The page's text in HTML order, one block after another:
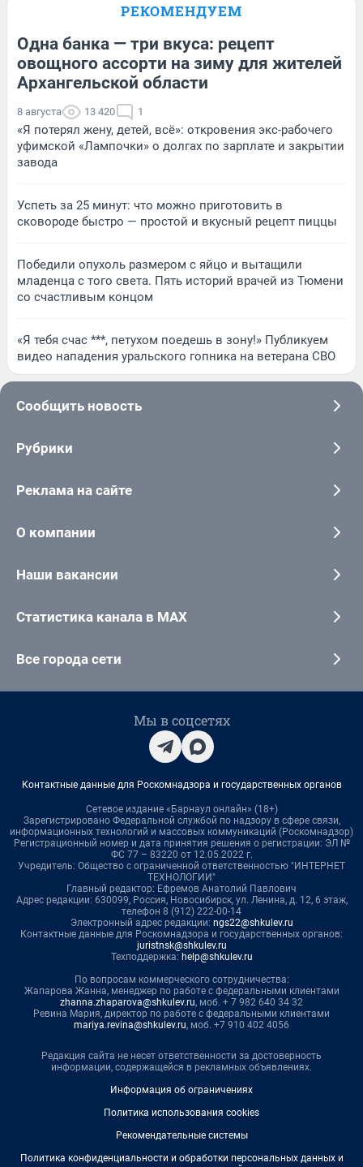
РЕКОМЕНДУЕМ
Одна банка — три вкуса: рецепт
овощного ассорти на зиму для жителей
Архангельской области
8 августа 13 420 1
«Я потерял жену, детей, всё»: откровения экс-рабочего
уфимской «Лампочки» о долгах по зарплате и закрытии
завода
Успеть за 25 минут: что можно приготовить в
сковороде быстро — простой и вкусный рецепт пиццы
Победили опухоль размером с яйцо и вытащили
младенца с того света. Пять историй врачей из Тюмени
со счастливым концом
«Я тебя счас ***, петухом поедешь в зону!» Публикуем
видео нападения уральского гопника на ветерана СВО
Сообщить новость
Рубрики
Реклама на сайте
О компании
Наши вакансии
Статистика канала в MAX
Все города сети
Мы в соцсетях
Контактные данные для Роскомнадзора и государственных органов
Сетевое издание «Барнаул онлайн» (18+)
Зарегистрировано Федеральной службой по надзору в сфере связи,
информационных технологий и массовых коммуникаций (Роскомнадзор)
Регистрационный номер и дата принятия решения о регистрации: ЭЛ №
ФС 77 – 83220 от 12.05.2022 г.
Учредитель: Общество с ограниченной ответственностью "ИНТЕРНЕТ
ТЕХНОЛОГИИ"
Главный редактор: Ефремов Анатолий Павлович
Адрес редакции: 630099, Россия, Новосибирск, ул. Ленина, д. 12, 6 этаж,
телефон 8 (912) 222-00-14
Электронный адрес редакции: ngs22@shkulev.ru
Контактные данные для Роскомнадзора и государственных органов:
juristnsk@shkulev.ru
Техподдержка: help@shkulev.ru
По вопросам коммерческого сотрудничества:
Жапарова Жанна, менеджер по работе с федеральными клиентами
zhanna.zhaparova@shkulev.ru, моб. + 7 982 640 34 32
Ревина Мария, директор по работе с федеральными клиентами
mariya.revina@shkulev.ru, моб. +7 910 402 4056
Редакция сайта не несет ответственности за достоверность
информации, содержащейся в рекламных объявлениях.
Информация об ограничениях
Политика использования cookies
Рекомендательные системы
Политика конфиденциальности и обработки персональных данных и